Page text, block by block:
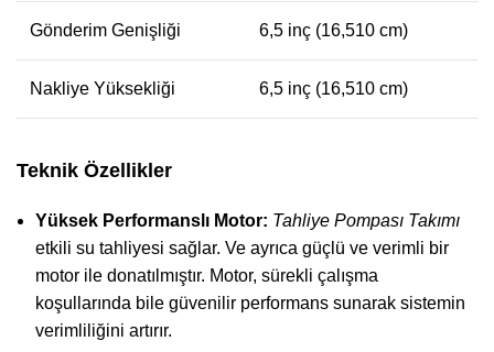
Gönderim Genişliği 6,5 inç (16,510 cm)
Nakliye Yüksekliği 6,5 inç (16,510 cm)
Teknik Özellikler
Yüksek Performanslı Motor: Tahliye Pompası Takımı
etkili su tahliyesi sağlar. Ve ayrıca güçlü ve verimli bir
motor ile donatılmıştır. Motor, sürekli çalışma
koşullarında bile güvenilir performans sunarak sistemin
verimliliğini artırır.